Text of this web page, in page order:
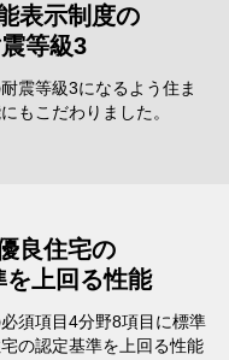
表示制度の
等級3
震等級3になるよう住ま
もこだわりました。
良住宅の
を上回る性能
須項目4分野8項目に標準
の認定基準を上回る性能